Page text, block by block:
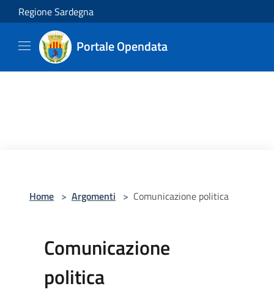
Salta al contenuto principale
Regione Sardegna
Portale Opendata
Home > Argomenti > Comunicazione politica
Comunicazione
politica